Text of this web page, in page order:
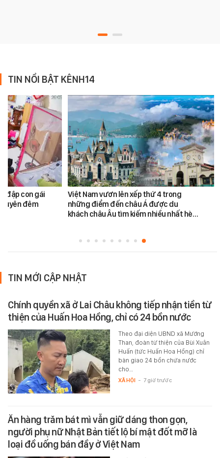
TIN NỔI BẬT KÊNH14
đập con gái
đêm
Việt Nam vươn lên xếp thứ 4 trong
những điểm đến châu Á được du
khách châu Âu tìm kiếm nhiều nhất hè…
TIN MỚI CẬP NHẬT
Chính quyền xã ở Lai Châu không tiếp nhận tiền từ
thiện của Huấn Hoa Hồng, chỉ có 24 bồn nước
Theo đại diện UBND xã Mường
Than, đoàn từ thiện của Bùi Xuân
Huấn (tức Huấn Hoa Hồng) chỉ
bàn giao 24 bồn chứa nước
cho…
XÃ HỘI - 7 giờ trước
Ăn hàng trăm bát mì vẫn giữ dáng thon gọn,
người phụ nữ Nhật Bản tiết lộ bí mật đốt mỡ là
loại đồ uống bán đầy ở Việt Nam